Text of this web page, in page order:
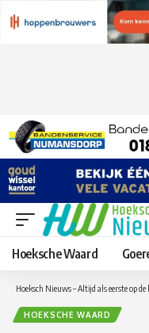
Hoeksche Waard
Hoeksch Nieuws – Altijd als eerste op
HOEKSCHE WAARD